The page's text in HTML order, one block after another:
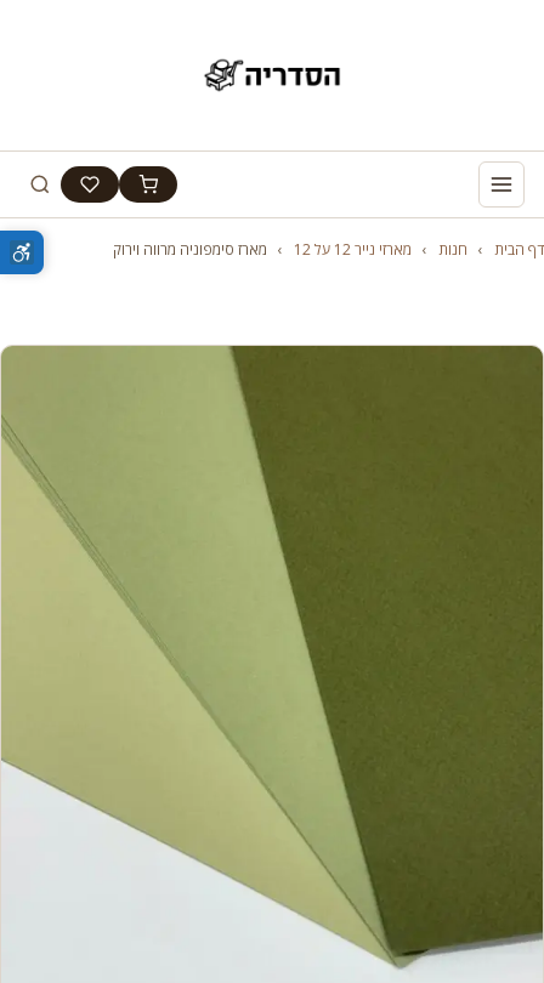
דף הבית › חנות › מארזי נייר 12 על 12 › מארז סימפוניה מרווה וירוק